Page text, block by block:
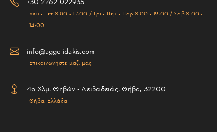
Δευ - Τετ 8:00 - 17:00 / Τρι - Πεμ - Παρ 8:00 - 19:00 / Σαβ 8:00 -
14:00
info@aggelidakis.com
Επικοινωνήστε μαζί μας
4ο Χλμ. Θηβών - Λειβαδειάς, Θήβα, 32200
Θήβα, Ελλάδα